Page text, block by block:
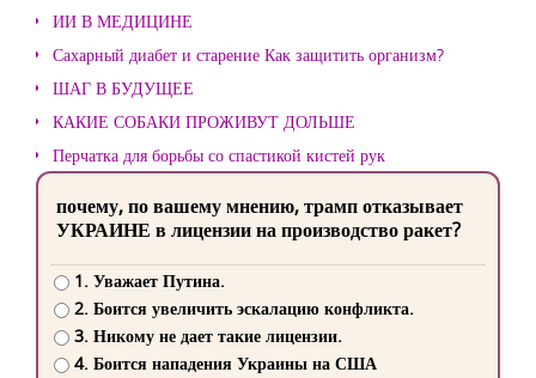
ИИ В МЕДИЦИНЕ
Сахарный диабет и старение Как защитить организм?
ШАГ В БУДУЩЕЕ
КАКИЕ СОБАКИ ПРОЖИВУТ ДОЛЬШЕ
Перчатка для борьбы со спастикой кистей рук
почему, по вашему мнению, трамп отказывает
УКРАИНЕ в лицензии на производство ракет?
1. Уважает Путина.
2. Боится увеличить эскалацию конфликта.
3. Никому не дает такие лицензии.
4. Боится нападения Украины на США